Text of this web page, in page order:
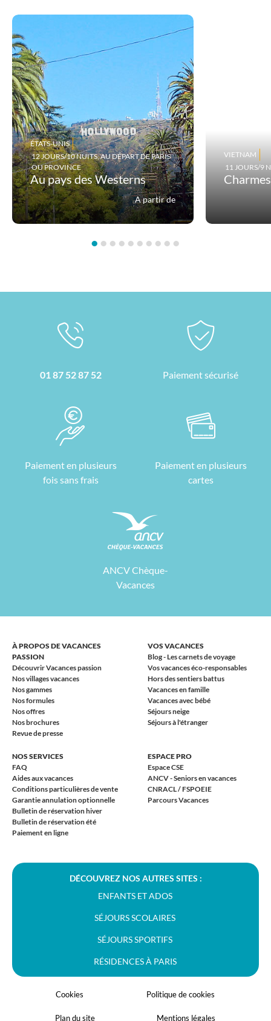
ÉTATS-UNIS
12 JOURS/10 NUITS, AU DÉPART DE PARIS
OU PROVINCE
Au pays des Westerns
A partir de
VIETNAM
11 JOURS/9
• • • • • • • • • •
01 87 52 87 52 Paiement sécurisé
Paiement en plusieurs
fois sans frais
Paiement en plusieurs
cartes
ANCV Chèque-
Vacances
À PROPOS DE VACANCES
PASSION
Découvrir Vacances passion
Nos villages vacances
Nos gammes
Nos formules
Nos offres
Nos brochures
Revue de presse
VOS VACANCES
Blog - Les carnets de voyage
Vos vacances éco-responsables
Hors des sentiers battus
Vacances en famille
Vacances avec bébé
Séjours neige
Séjours à l'étranger
NOS SERVICES
FAQ
Aides aux vacances
Conditions particulières de vente
Garantie annulation optionnelle
Bulletin de réservation hiver
Bulletin de réservation été
Paiement en ligne
ESPACE PRO
Espace CSE
ANCV - Seniors en vacances
CNRACL / FSPOEIE
Parcours Vacances
DÉCOUVREZ NOS AUTRES SITES :
ENFANTS ET ADOS
SÉJOURS SCOLAIRES
SÉJOURS SPORTIFS
RÉSIDENCES À PARIS
Cookies Politique de cookies
Plan du site Mentions légales